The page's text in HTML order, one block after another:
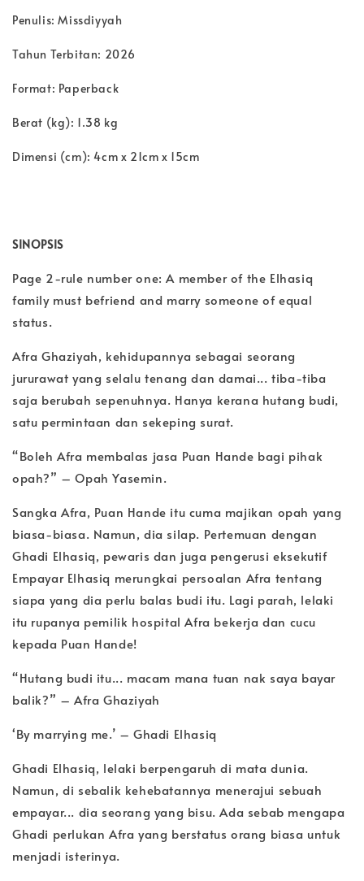
Penulis: Missdiyyah
Tahun Terbitan: 2026
Format: Paperback
Berat (kg): 1.38 kg
Dimensi (cm): 4cm x 21cm x 15cm
SINOPSIS
Page 2-rule number one: A member of the Elhasiq
family must befriend and marry someone of equal
status.
Afra Ghaziyah, kehidupannya sebagai seorang
jururawat yang selalu tenang dan damai... tiba-tiba
saja berubah sepenuhnya. Hanya kerana hutang budi,
satu permintaan dan sekeping surat.
“Boleh Afra membalas jasa Puan Hande bagi pihak
opah?” – Opah Yasemin.
Sangka Afra, Puan Hande itu cuma majikan opah yang
biasa-biasa. Namun, dia silap. Pertemuan dengan
Ghadi Elhasiq, pewaris dan juga pengerusi eksekutif
Empayar Elhasiq merungkai persoalan Afra tentang
siapa yang dia perlu balas budi itu. Lagi parah, lelaki
itu rupanya pemilik hospital Afra bekerja dan cucu
kepada Puan Hande!
“Hutang budi itu... macam mana tuan nak saya bayar
balik?” – Afra Ghaziyah
‘By marrying me.’ – Ghadi Elhasiq
Ghadi Elhasiq, lelaki berpengaruh di mata dunia.
Namun, di sebalik kehebatannya menerajui sebuah
empayar... dia seorang yang bisu. Ada sebab mengapa
Ghadi perlukan Afra yang berstatus orang biasa untuk
menjadi isterinya.